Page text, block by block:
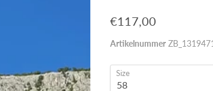
€117,00
Artikelnummer
Size